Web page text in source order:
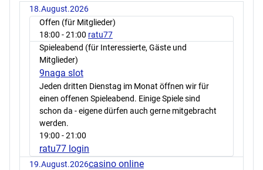
18.August.2026
Offen (für Mitglieder)
18:00 - 21:00 ratu77
Spieleabend (für Interessierte, Gäste und
Mitglieder)
9naga slot
Jeden dritten Dienstag im Monat öffnen wir für
einen offenen Spieleabend. Einige Spiele sind
schon da - eigene dürfen auch gerne mitgebracht
werden.
19:00 - 21:00
ratu77 login
19.August.2026casino online